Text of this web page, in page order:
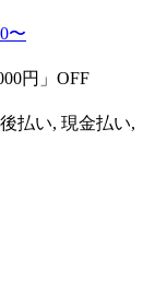
〜
円」OFF
払い, 現金払い,